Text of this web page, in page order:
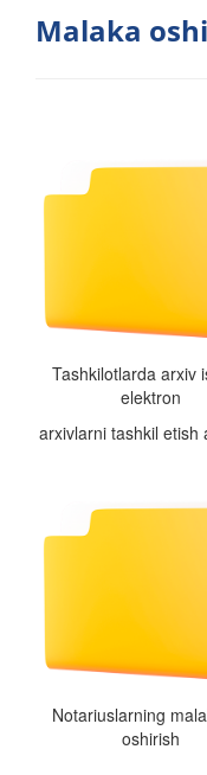
Malaka
Tashkilotlarda arxiv
elektron
arxivlarni tashkil etish
Notariuslarning
oshirish